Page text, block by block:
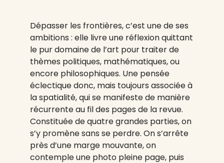
Dépasser les frontières, c’est une de ses
ambitions : elle livre une réflexion quittant
le pur domaine de l’art pour traiter de
thèmes politiques, mathématiques, ou
encore philosophiques. Une pensée
éclectique donc, mais toujours associée à
la spatialité, qui se manifeste de manière
récurrente au fil des pages de la revue.
Constituée de quatre grandes parties, on
s’y promène sans se perdre. On s’arrête
près d’une marge mouvante, on
contemple une photo pleine page, puis